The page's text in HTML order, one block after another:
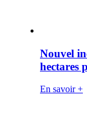
Nouvel
hectares
En savoir +